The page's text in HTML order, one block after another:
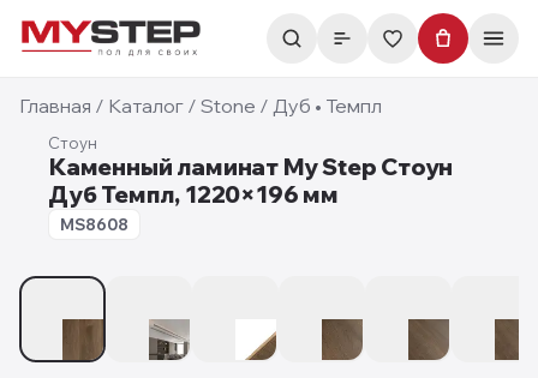
Главная / Каталог / Stone / Дуб • Темпл
8 мм
Стоун
Каменный ламинат My Step Стоун
Дуб Темпл, 1220×196 мм
MS8608